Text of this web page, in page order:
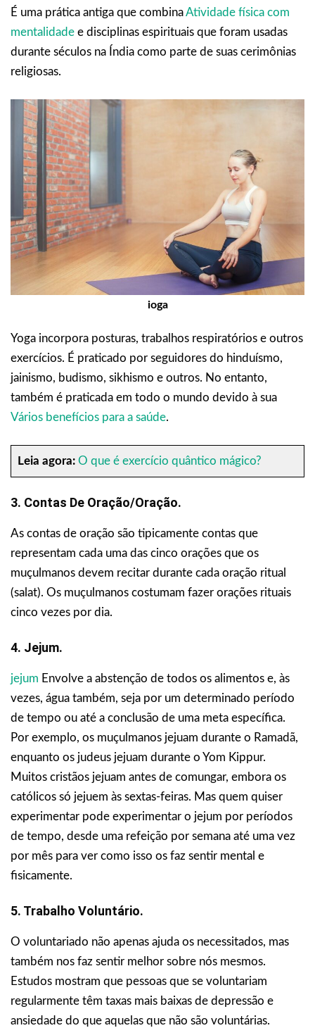
É uma prática antiga que combinaAtividade física com
mentalidade e disciplinas espirituais que foram usadas
durante séculos na Índia como parte de suas cerimônias
religiosas.
ioga
Yoga incorpora posturas, trabalhos respiratórios e outros
exercícios. É praticado por seguidores do hinduísmo,
jainismo, budismo, sikhismo e outros. No entanto,
também é praticada em todo o mundo devido à sua
Vários benefícios para a saúde.
Leia agora: O que é exercício quântico mágico?
3. Contas De Oração/oração.
As contas de oração são tipicamente contas que
representam cada uma das cinco orações que os
muçulmanos devem recitar durante cada oração ritual
(salat). Os muçulmanos costumam fazer orações rituais
cinco vezes por dia.
4. Jejum.
jejum Envolve a abstenção de todos os alimentos e, às
vezes, água também, seja por um determinado período
de tempo ou até a conclusão de uma meta específica.
Por exemplo, os muçulmanos jejuam durante o Ramadã,
enquanto os judeus jejuam durante o Yom Kippur.
Muitos cristãos jejuam antes de comungar, embora os
católicos só jejuem às sextas-feiras. Mas quem quiser
experimentar pode experimentar o jejum por períodos
de tempo, desde uma refeição por semana até uma vez
por mês para ver como isso os faz sentir mental e
fisicamente.
5. Trabalho Voluntário.
O voluntariado não apenas ajuda os necessitados, mas
também nos faz sentir melhor sobre nós mesmos.
Estudos mostram que pessoas que se voluntariam
regularmente têm taxas mais baixas de depressão e
ansiedade do que aquelas que não são voluntárias.